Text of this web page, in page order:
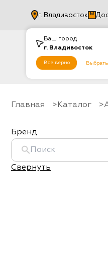
Ваш город
г. Владивосток
Все верно
г. Владивосток
Главная Каталог
Бренд
Свернуть